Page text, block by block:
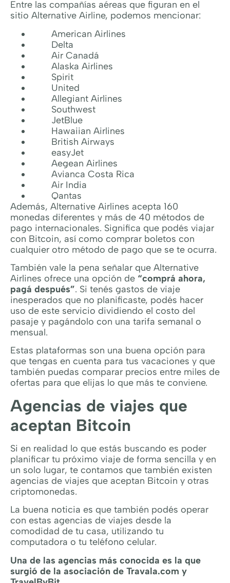
Entre las compañías aéreas que figuran en el
sitio Alternative Airline, podemos mencionar:
American Airlines
Delta
Air Canadá
Alaska Airlines
Spirit
United
Allegiant Airlines
Southwest
JetBlue
Hawaiian Airlines
British Airways
easyJet
Aegean Airlines
Avianca Costa Rica
Air India
Qantas
Además, Alternative Airlines acepta 160
monedas diferentes y más de 40 métodos de
pago internacionales. Significa que podés viajar
con Bitcoin, así como comprar boletos con
cualquier otro método de pago que se te ocurra.
También vale la pena señalar que Alternative
Airlines ofrece una opción de “comprá ahora,
pagá después”. Si tenés gastos de viaje
inesperados que no planificaste, podés hacer
uso de este servicio dividiendo el costo del
pasaje y pagándolo con una tarifa semanal o
mensual.
Estas plataformas son una buena opción para
que tengas en cuenta para tus vacaciones y que
también puedas comparar precios entre miles de
ofertas para que elijas lo que más te conviene.
Agencias de viajes que
aceptan Bitcoin
Si en realidad lo que estás buscando es poder
planificar tu próximo viaje de forma sencilla y en
un solo lugar, te contamos que también existen
agencias de viajes que aceptan Bitcoin y otras
criptomonedas.
La buena noticia es que también podés operar
con estas agencias de viajes desde la
comodidad de tu casa, utilizando tu
computadora o tu teléfono celular.
Una de las agencias más conocida es la que
surgió de la asociación de Travala.com y